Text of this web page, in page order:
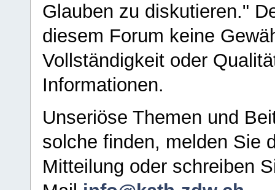
Glauben zu diskutieren."
diesem Forum keine
Vollständigkeit oder
Informationen.
Unseriöse Themen und
solche finden, melden Sie
Mitteilung oder schreiben